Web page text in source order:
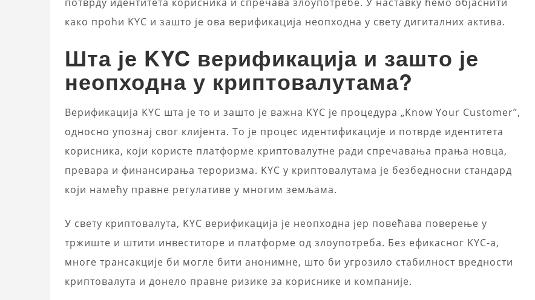
како проћи KYC и зашто је ова верификација неопходна у свету дигиталних актива.
Шта је KYC верификација и зашто је
неопходна у криптовалутама?
Верификација KYC шта је то и зашто је важна KYC је процедура „Know Your Customer”,
односно упознај свог клијента. То је процес идентификације и потврде идентитета
корисника, који користе платформе криптовалутне ради спречавања прања новца,
превара и финансирања тероризма. KYC у криптовалутама је безбедносни стандард
који намећу правне регулативе у многим земљама.
У свету криптовалута, KYC верификација је неопходна јер повећава поверење у
тржиште и штити инвеститоре и платформе од злоупотреба. Без ефикасног KYC-а,
многе трансакције би могле бити анонимне, што би угрозило стабилност вредности
криптовалута и донело правне ризике за кориснике и компаније.